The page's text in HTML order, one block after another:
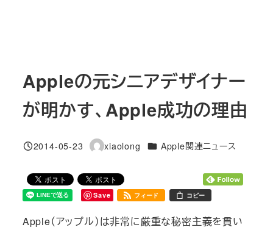
Appleの元シニアデザイナー
が明かす、Apple成功の理由
投稿日
2014-05-23
著
xiaolong カテゴリー
Apple関連ニュース
Save フィード コピー
Apple（アップル）は非常に厳重な秘密主義を貫い